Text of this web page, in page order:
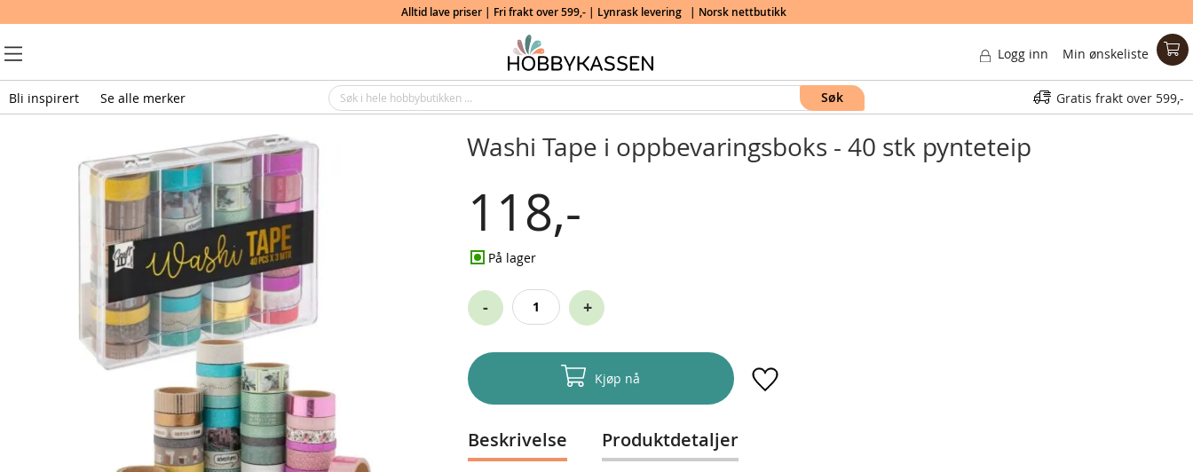
Alltid lave priser | Fri frakt over 599,- | Lynrask levering | Norsk nettbutikk
Washi Tape i oppbevaringsboks - 40 stk pynteteip
118,-
På lager
- +
Kjøp nå
Beskrivelse Produktdetaljer
Bli inspirert Se alle merker Søk Gratis frakt over 599,-
Min ønskeliste
Logg inn